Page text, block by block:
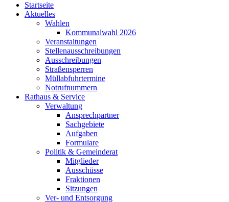
Startseite
Aktuelles
Wahlen
Kommunalwahl 2026
Veranstaltungen
Stellenausschreibungen
Ausschreibungen
Straßensperren
Müllabfuhrtermine
Notrufnummern
Rathaus & Service
Verwaltung
Ansprechpartner
Sachgebiete
Aufgaben
Formulare
Politik & Gemeinderat
Mitglieder
Ausschüsse
Fraktionen
Sitzungen
Ver- und Entsorgung